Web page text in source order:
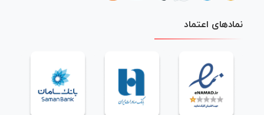
نمادهای اعتماد